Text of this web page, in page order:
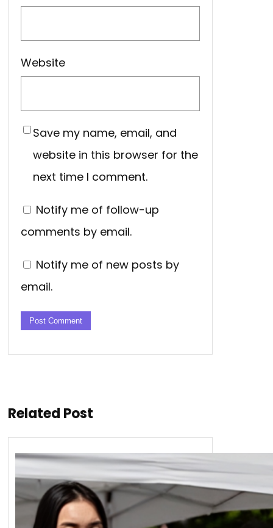
Website
Save my name, email, and
website in this browser for the
next time I comment.
Notify me of follow-up
comments by email.
Notify me of new posts by
email.
Related Post